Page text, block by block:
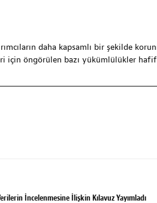
daha kapsamlı bir şekilde
için öngörülen bazı yükümlülükler
İncelenmesine İlişkin Kılavuz Yayımladı